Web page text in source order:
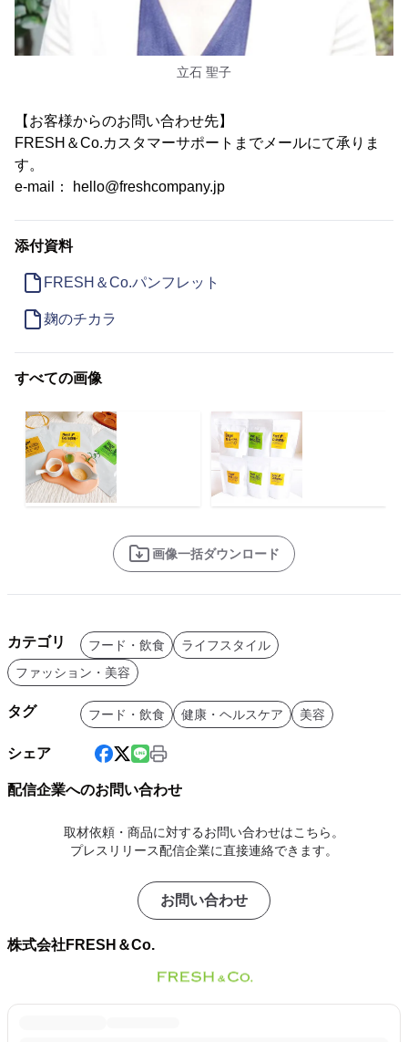
立石 聖子
【お客様からのお問い合わせ先】
FRESH＆Co.カスタマーサポートまでメールにて承りま
す。
e-mail： hello@freshcompany.jp
添付資料
FRESH＆Co.パンフレット
麹のチカラ
すべての画像
画像一括ダウンロード
カテゴリ フード・飲食
ライフスタイル
ファッション・美容
タグ フード・飲食 健康・ヘルスケア 美容
シェア
配信企業へのお問い合わせ
取材依頼・商品に対するお問い合わせはこちら。
プレスリリース配信企業に直接連絡できます。
お問い合わせ
株式会社FRESH＆Co.